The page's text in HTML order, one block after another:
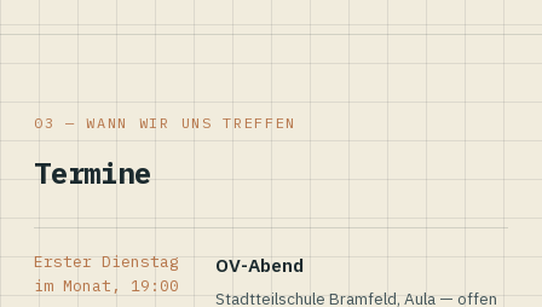
03 — WANN WIR UNS TREFFEN
Termine
Erster Dienstag
im Monat, 19:00
OV-Abend
Stadtteilschule Bramfeld, Aula — offen